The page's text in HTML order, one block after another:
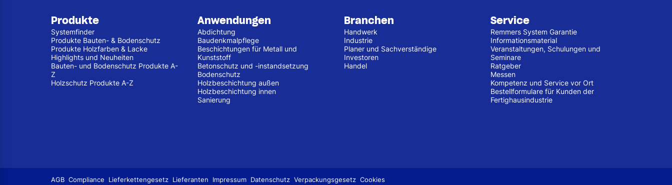
Produkte
Systemfinder
Produkte Bauten- & Bodenschutz
Produkte Holzfarben & Lacke
Highlights und Neuheiten
Bauten- und Bodenschutz Produkte A-
Z
Holzschutz Produkte A-Z
Anwendungen
Abdichtung
Baudenkmalpflege
Beschichtungen für Metall und
Kunststoff
Betonschutz und -instandsetzung
Bodenschutz
Holzbeschichtung außen
Holzbeschichtung innen
Sanierung
Branchen
Handwerk
Industrie
Planer und Sachverständige
Investoren
Handel
Service
Remmers System Garantie
Informationsmaterial
Veranstaltungen, Schulungen und
Seminare
Ratgeber
Messen
Kompetenz und Service vor Ort
Bestellformulare für Kunden der
Fertighausindustrie
AGB Compliance Lieferkettengesetz Lieferanten Impressum Datenschutz Verpackungsgesetz Cookies